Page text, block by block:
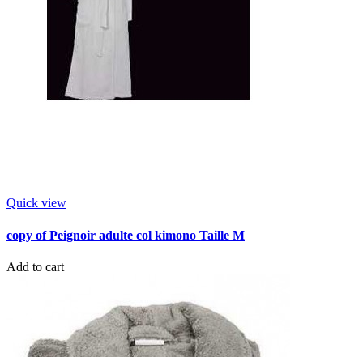
Quick view
copy of Peignoir adulte col kimono Taille M
Add to cart